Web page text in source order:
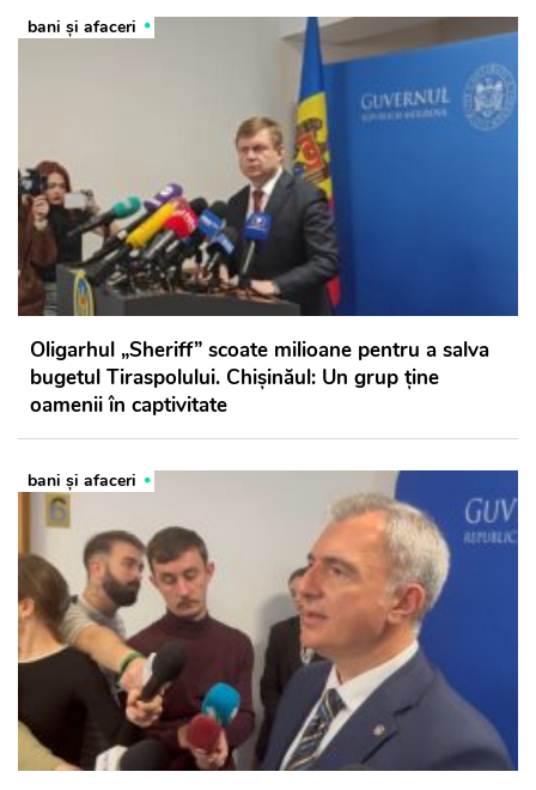
bani și afaceri
Oligarhul „Sheriff” scoate milioane pentru a salva
bugetul Tiraspolului. Chișinăul: Un grup ține
oamenii în captivitate
bani și afaceri